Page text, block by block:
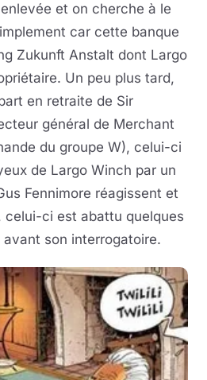
et on cherche à le
car cette banque
Zukunft Anstalt dont Largo
Un peu plus tard,
en retraite de Sir
général de Merchant
du groupe W), celui-ci
de Largo Winch par un
Fennimore réagissent et
celui-ci est abattu quelques
son interrogatoire.